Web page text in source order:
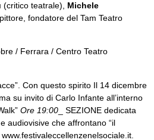
(critico teatrale), Michele
fondatore del Tam Teatro
/ Ferrara / Centro Teatro
Con questo spirito Il 14 dicembre
su invito di Carlo Infante all’interno
Ore 19:00 _ SEZIONE dedicata
audiovisive che affrontano “il
www.festivaleccellenzenelsociale.it